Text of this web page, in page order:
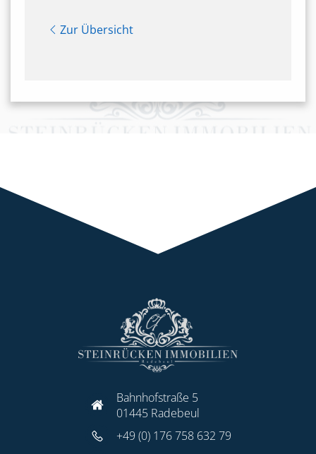
Zur Übersicht
Bahnhofstraße 5
01445 Radebeul
+49 (0) 176 758 632 79